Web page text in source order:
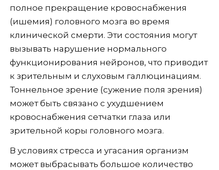
полное прекращение кровоснабжения
(ишемия) головного мозга во время
клинической смерти. Эти состояния могут
вызывать нарушение нормального
функционирования нейронов, что приводит
к зрительным и слуховым галлюцинациям.
Тоннельное зрение (сужение поля зрения)
может быть связано с ухудшением
кровоснабжения сетчатки глаза или
зрительной коры головного мозга.
В условиях стресса и угасания организм
может выбрасывать большое количество